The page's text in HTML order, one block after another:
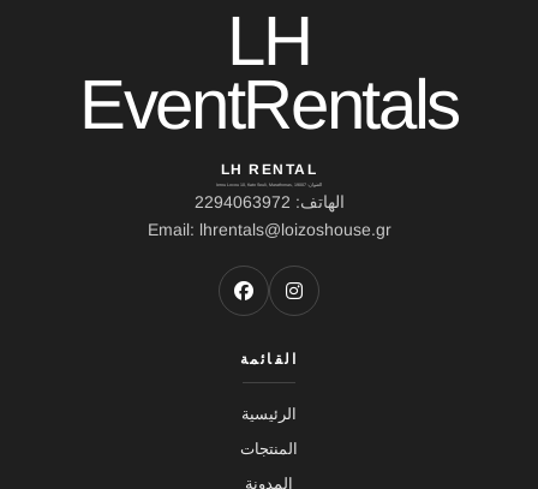
LH
EventRentals
LH RENTAL
العنوان: Ierou Loxou 10, Kato Souli, Marathonas, 19007
الهاتف: 2294063972
Email: lhrentals@loizoshouse.gr
القائمة
الرئيسية
المنتجات
المدونة